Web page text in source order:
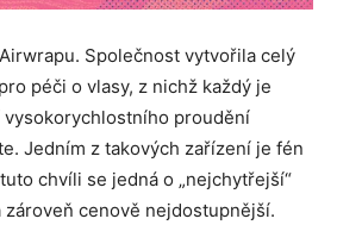
Společnost vytvořila celý
péči o vlasy, z nichž každý je
proudění
Jedním z takových zařízení je fén
chvíli se jedná o „nejchytřejší“
zároveň cenově nejdostupnější.